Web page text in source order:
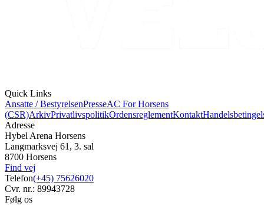
Quick Links
Ansatte / BestyrelsenPresseAC For Horsens
(CSR)ArkivPrivatlivspolitikOrdensreglementKontakt
Adresse
Hybel Arena Horsens
Langmarksvej 61, 3. sal
8700 Horsens
Find vej
Telefon(+45) 75626020
Cvr. nr.: 89943728
Følg os